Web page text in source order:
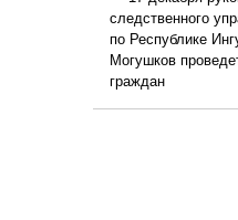
следственного
по Республике
Могушков
граждан